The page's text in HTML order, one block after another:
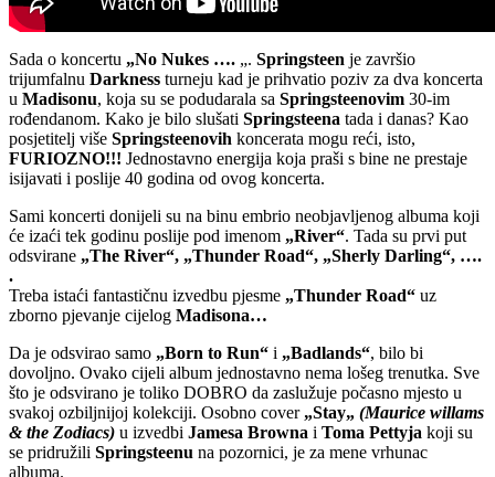
Sada o koncertu „No Nukes …. „. Springsteen je završio
trijumfalnu Darkness turneju kad je prihvatio poziv za dva koncerta
u Madisonu, koja su se podudarala sa Springsteenovim 30-im
rođendanom. Kako je bilo slušati Springsteena tada i danas? Kao
posjetitelj više Springsteenovih koncerata mogu reći, isto,
FURIOZNO!!! Jednostavno energija koja praši s bine ne prestaje
isijavati i poslije 40 godina od ovog koncerta.
Sami koncerti donijeli su na binu embrio neobjavljenog albuma koji
će izaći tek godinu poslije pod imenom „River“. Tada su prvi put
odsvirane „The River“, „Thunder Road“, „Sherly Darling“, ….
.
Treba istaći fantastičnu izvedbu pjesme „Thunder Road“ uz
zborno pjevanje cijelog Madisona…
Da je odsvirao samo „Born to Run“ i „Badlands“, bilo bi
dovoljno. Ovako cijeli album jednostavno nema lošeg trenutka. Sve
što je odsvirano je toliko DOBRO da zaslužuje počasno mjesto u
svakoj ozbiljnijoj kolekciji. Osobno cover „Stay„ (Maurice willams
& the Zodiacs) u izvedbi Jamesa Browna i Toma Pettyja koji su
se pridružili Springsteenu na pozornici, je za mene vrhunac
albuma.